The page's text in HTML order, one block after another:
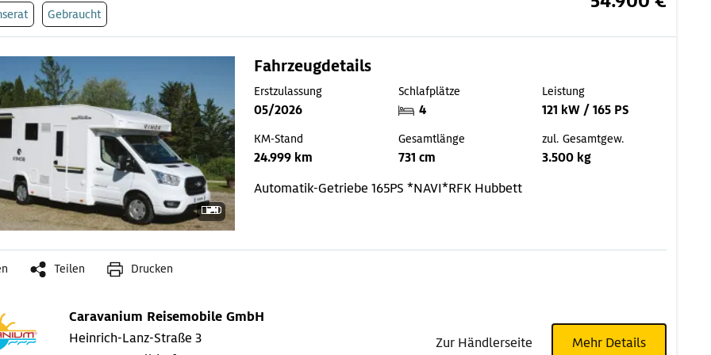
Gebraucht
Fahrzeugdetails
Erstzulassung
05/2026
Schlafplätze
4
Leistung
121 kW / 165 PS
KM-Stand
24.999 km
Gesamtlänge
731 cm
zul. Gesamtgew.
3.500 kg
Automatik-Getriebe 165PS *NAVI*RFK Hubbett
Teilen Drucken
Caravanium Reisemobile GmbH
Heinrich-Lanz-Straße 3
Zur Händlerseite Mehr Details